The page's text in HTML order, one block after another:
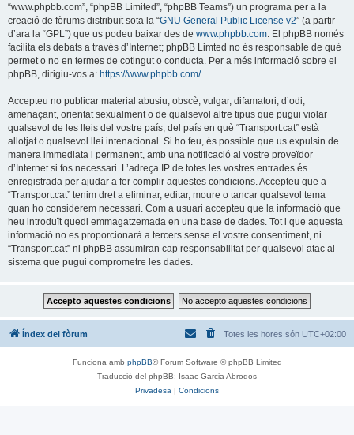
“www.phpbb.com”, “phpBB Limited”, “phpBB Teams”) un programa per a la
creació de fòrums distribuït sota la “GNU General Public License v2” (a partir
d’ara la “GPL”) que us podeu baixar des de www.phpbb.com . El phpBB només
facilita els debats a través d’Internet; phpBB Limted no és responsable de què
permet o no en termes de cotingut o conducta. Per a més informació sobre el
phpBB, dirigiu-vos a: https://www.phpbb.com/.
Accepteu no publicar material abusiu, obscè, vulgar, difamatori, d’odi,
amenaçant, orientat sexualment o de qualsevol altre tipus que pugui violar
qualsevol de les lleis del vostre país, del país en què “Transport.cat” està
allotjat o qualsevol llei intenacional. Si ho feu, és possible que us expulsin de
manera immediata i permanent, amb una notificació al vostre proveïdor
d’Internet si fos necessari. L’adreça IP de totes les vostres entrades és
enregistrada per ajudar a fer complir aquestes condicions. Accepteu que a
“Transport.cat” tenim dret a eliminar, editar, moure o tancar qualsevol tema
quan ho considerem necessari. Com a usuari accepteu que la informació que
heu introduït quedi emmagatzemada en una base de dades. Tot i que aquesta
informació no es proporcionarà a tercers sense el vostre consentiment, ni
“Transport.cat” ni phpBB assumiran cap responsabilitat per qualsevol atac al
sistema que pugui comprometre les dades.
Índex del fòrum Totes les hores són UTC+02:00
Funciona amb phpBB® Forum Software © phpBB Limited
Traducció del phpBB: Isaac Garcia Abrodos
Privadesa | Condicions